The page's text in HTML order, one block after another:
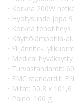
• Korkea 200W
• Hyötysuhde jopa
• Korkea tehotiheys
• Käyttölämpötila-
• Ylijännite-,
• Medical hyväksytty
• Turvastandardit:
• EMC standardit:
• Mitat: 50,8 x 101,6
• Paino: 160 g